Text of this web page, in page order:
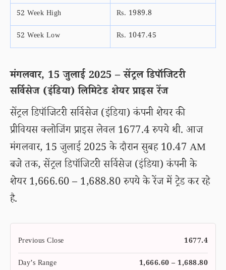
52 Week High
Rs. 1989.8
52 Week Low
Rs. 1047.45
मंगलवार, 15 जुलाई 2025 – सेंट्रल डिपॉजिटरी
सर्विसेज (इंडिया) लिमिटेड शेयर प्राइस रेंज
सेंट्रल डिपॉजिटरी सर्विसेज (इंडिया) कंपनी शेयर की
प्रीवियस क्लोजिंग प्राइस लेवल 1677.4 रुपये थी. आज
मंगलवार, 15 जुलाई 2025 के दौरान सुबह 10.47 AM
बजे तक, सेंट्रल डिपॉजिटरी सर्विसेज (इंडिया) कंपनी के
शेयर 1,666.60 – 1,688.80 रुपये के रेंज में ट्रेड कर रहे
है.
Previous Close
1677.4
Day’s Range
1,666.60 – 1,688.80